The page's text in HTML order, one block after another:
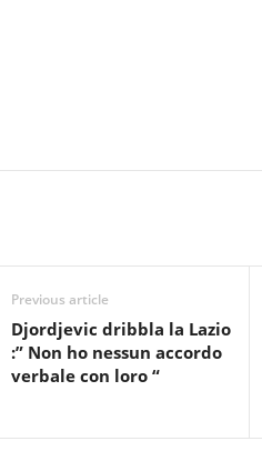
Previous article
Djordjevic dribbla la Lazio
:” Non ho nessun accordo
verbale con loro “